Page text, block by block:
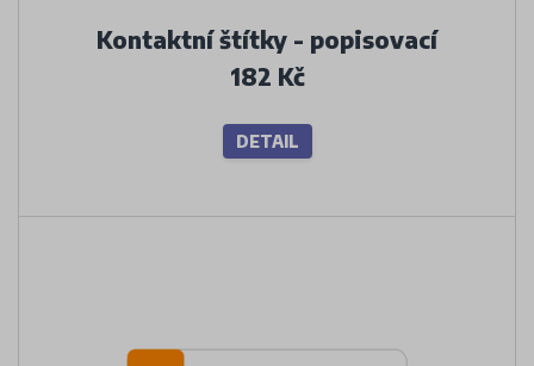
Kontaktní štítky - popisovací
182 Kč
DETAIL